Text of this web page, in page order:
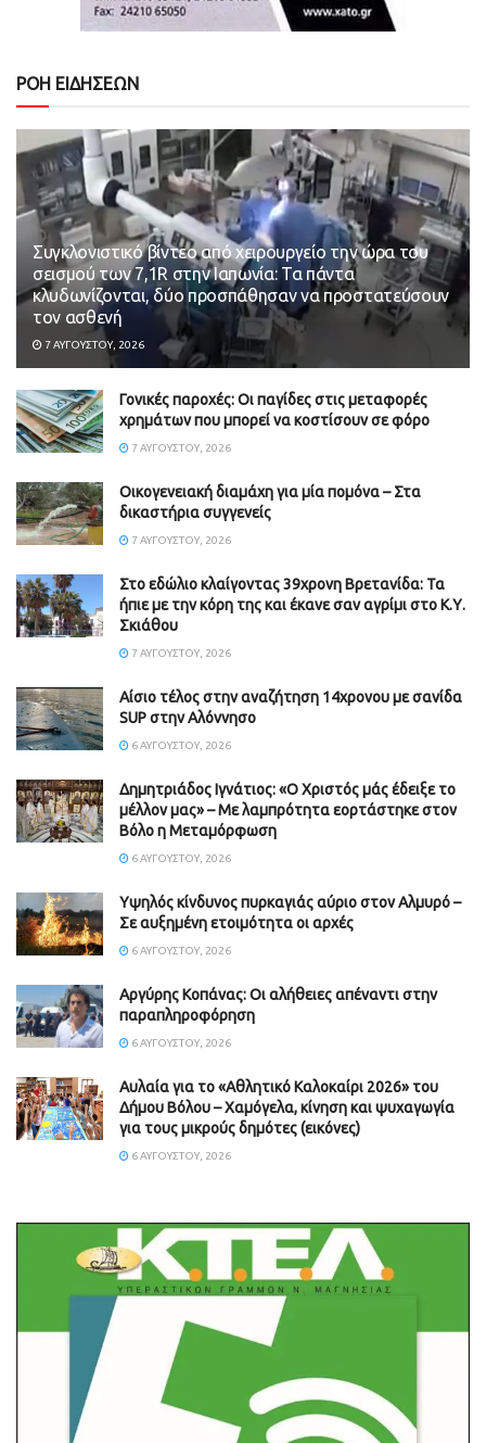
ΡΟΗ ΕΙΔΗΣΕΩΝ
Συγκλονιστικό βίντεο από χειρουργείο την ώρα του
σεισμού των 7,1R στην Ιαπωνία: Τα πάντα
κλυδωνίζονται, δύο προσπάθησαν να προστατεύσουν
τον ασθενή
7 ΑΥΓΟΎΣΤΟΥ, 2026
Γονικές παροχές: Οι παγίδες στις μεταφορές
χρημάτων που μπορεί να κοστίσουν σε φόρο
7 ΑΥΓΟΎΣΤΟΥ, 2026
Οικογενειακή διαμάχη για μία πομόνα – Στα
δικαστήρια συγγενείς
7 ΑΥΓΟΎΣΤΟΥ, 2026
Στο εδώλιο κλαίγοντας 39χρονη Βρετανίδα: Τα
ήπιε με την κόρη της και έκανε σαν αγρίμι στο Κ.Υ.
Σκιάθου
7 ΑΥΓΟΎΣΤΟΥ, 2026
Αίσιο τέλος στην αναζήτηση 14χρονου με σανίδα
SUP στην Αλόννησο
6 ΑΥΓΟΎΣΤΟΥ, 2026
Δημητριάδος Ιγνάτιος: «Ο Χριστός μάς έδειξε το
μέλλον μας» – Με λαμπρότητα εορτάστηκε στον
Βόλο η Μεταμόρφωση
6 ΑΥΓΟΎΣΤΟΥ, 2026
Υψηλός κίνδυνος πυρκαγιάς αύριο στον Αλμυρό –
Σε αυξημένη ετοιμότητα οι αρχές
6 ΑΥΓΟΎΣΤΟΥ, 2026
Aργύρης Κοπάνας: Οι αλήθειες απέναντι στην
παραπληροφόρηση
6 ΑΥΓΟΎΣΤΟΥ, 2026
Αυλαία για το «Αθλητικό Καλοκαίρι 2026» του
Δήμου Βόλου – Χαμόγελα, κίνηση και ψυχαγωγία
για τους μικρούς δημότες (εικόνες)
6 ΑΥΓΟΎΣΤΟΥ, 2026